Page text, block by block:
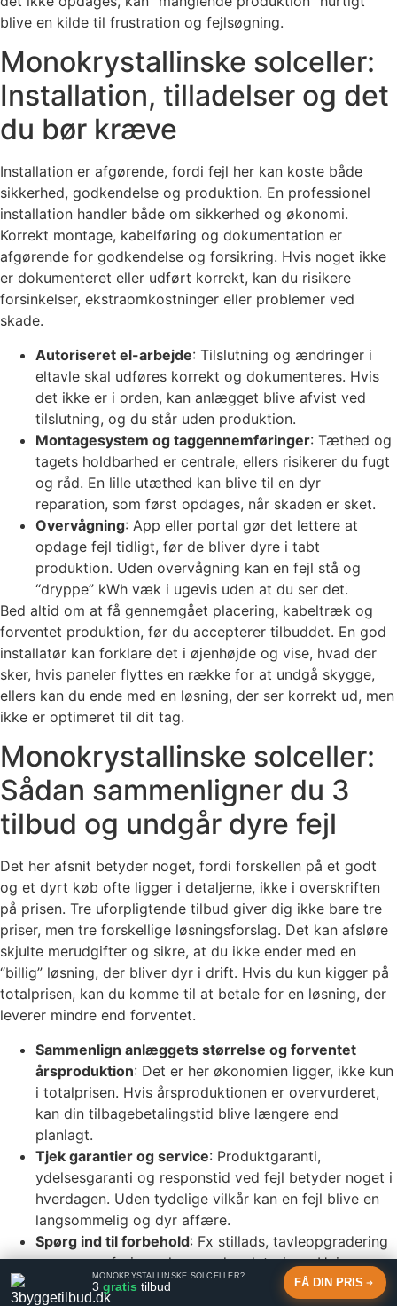
blive en kilde til frustration og fejlsøgning.
Monokrystallinske solceller:
Installation, tilladelser og det
du bør kræve
Installation er afgørende, fordi fejl her kan koste både
sikkerhed, godkendelse og produktion. En professionel
installation handler både om sikkerhed og økonomi.
Korrekt montage, kabelføring og dokumentation er
afgørende for godkendelse og forsikring. Hvis noget ikke
er dokumenteret eller udført korrekt, kan du risikere
forsinkelser, ekstraomkostninger eller problemer ved
skade.
Autoriseret el-arbejde: Tilslutning og ændringer i
eltavle skal udføres korrekt og dokumenteres. Hvis
det ikke er i orden, kan anlægget blive afvist ved
tilslutning, og du står uden produktion.
Montagesystem og taggennemføringer: Tæthed og
tagets holdbarhed er centrale, ellers risikerer du fugt
og råd. En lille utæthed kan blive til en dyr
reparation, som først opdages, når skaden er sket.
Overvågning: App eller portal gør det lettere at
opdage fejl tidligt, før de bliver dyre i tabt
produktion. Uden overvågning kan en fejl stå og
“dryppe” kWh væk i ugevis uden at du ser det.
Bed altid om at få gennemgået placering, kabeltræk og
forventet produktion, før du accepterer tilbuddet. En god
installatør kan forklare det i øjenhøjde og vise, hvad der
sker, hvis paneler flyttes en række for at undgå skygge,
ellers kan du ende med en løsning, der ser korrekt ud, men
ikke er optimeret til dit tag.
Monokrystallinske solceller:
Sådan sammenligner du 3
tilbud og undgår dyre fejl
Det her afsnit betyder noget, fordi forskellen på et godt
og et dyrt køb ofte ligger i detaljerne, ikke i overskriften
på prisen. Tre uforpligtende tilbud giver dig ikke bare tre
priser, men tre forskellige løsningsforslag. Det kan afsløre
skjulte merudgifter og sikre, at du ikke ender med en
“billig” løsning, der bliver dyr i drift. Hvis du kun kigger på
totalprisen, kan du komme til at betale for en løsning, der
leverer mindre end forventet.
Sammenlign anlæggets størrelse og forventet
årsproduktion: Det er her økonomien ligger, ikke kun
i totalprisen. Hvis årsproduktionen er overvurderet,
kan din tilbagebetalingstid blive længere end
planlagt.
Tjek garantier og service: Produktgaranti,
ydelsesgaranti og responstid ved fejl betyder noget i
hverdagen. Uden tydelige vilkår kan en fejl blive en
langsommelig og dyr affære.
Spørg ind til forbehold: Fx stillads, tavleopgradering
og gennemføringer kan ændre slutprisen. Hvis
forbeholdene er uklare, kan du få en slutregning, der
MONOKRYSTALLINSKE SOLCELLER?
3 gratis tilbud FÅ DIN PRIS